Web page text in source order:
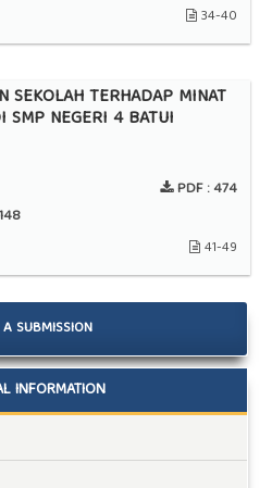
34-40
SEKOLAH TERHADAP MINAT
SMP NEGERI 4 BATUI
PDF :474
41-49
SUBMISSION
INFORMATION